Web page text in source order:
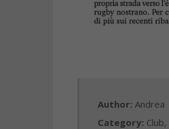
Author: Andrea
Category: Club,